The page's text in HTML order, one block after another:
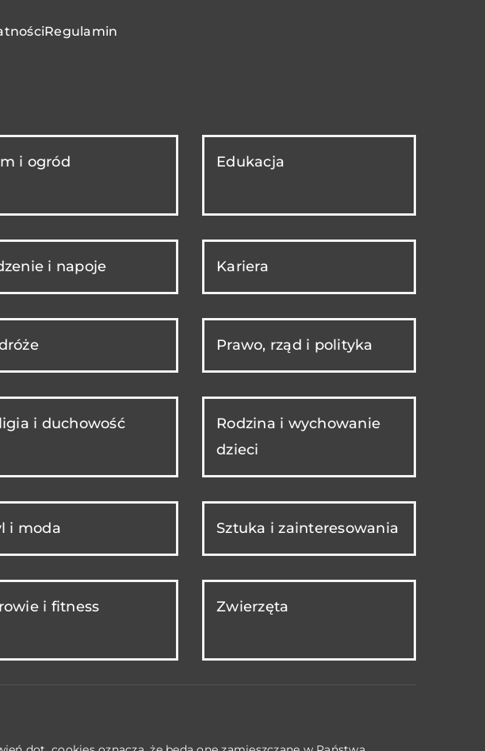
Regulamin
i ogród Edukacja
i napoje Kariera
Prawo, rząd i polityka
i duchowość
Rodzina i wychowanie
dzieci
i moda Sztuka i zainteresowania
i fitness Zwierzęta